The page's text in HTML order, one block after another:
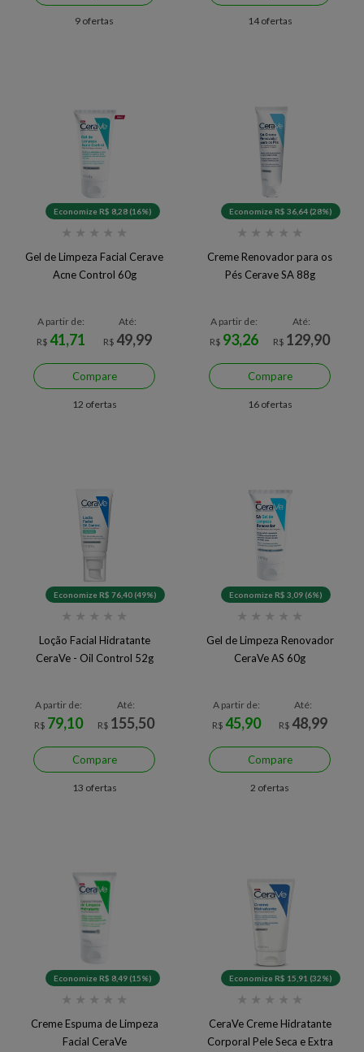
9 ofertas 14 ofertas
Economize R$ 8,28 (16%)
★ ★ ★ ★ ★
Gel de Limpeza Facial Cerave
Acne Control 60g
A partir de:
R$41,71
Até:
R$ 49,99
Compare
12 ofertas
Economize R$ 36,64 (28%)
★ ★ ★ ★ ★
Creme Renovador para os
Pés Cerave SA 88g
A partir de:
R$ 93,26
Até:
R$ 129,90
Compare
16 ofertas
Economize R$ 76,40 (49%)
★ ★ ★ ★ ★
Loção Facial Hidratante
CeraVe - Oil Control 52g
A partir de:
R$ 79,10
Até:
R$ 155,50
Compare
13 ofertas
Economize R$ 3,09 (6%)
★ ★ ★ ★ ★
Gel de Limpeza Renovador
CeraVe AS 60g
A partir de:
R$45,90
Até:
R$ 48,99
Compare
2 ofertas
Economize R$ 8,49 (15%)
★ ★ ★ ★ ★
Creme Espuma de Limpeza
Facial CeraVe
Economize R$ 15,91 (32%)
★ ★ ★ ★ ★
CeraVe Creme Hidratante
Corporal Pele Seca e Extra